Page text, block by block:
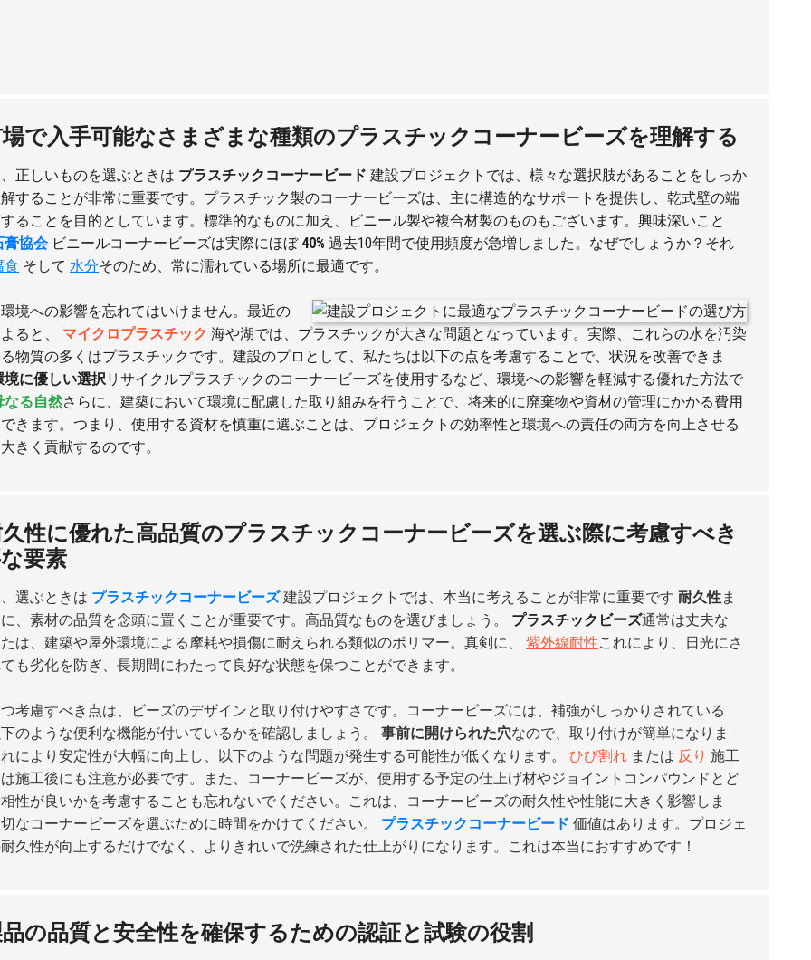
で入手可能なさまざまな種類のプラスチックコーナービーズを理解する
正しいものを選ぶときは プラスチックコーナービード 建設プロジェクトでは、様々な選択肢があることをしっか
することが非常に重要です。プラスチック製のコーナービーズは、主に構造的なサポートを提供し、乾式壁の端
ることを目的としています。標準的なものに加え、ビニール製や複合材製のものもございます。興味深いこと
膏協会ビニールコーナービーズは実際にほぼ 40% 過去10年間で使用頻度が急増しました。なぜでしょうか？それ
食 そして 水分そのため、常に濡れている場所に最適です。
境への影響を忘れてはいけません。最近の
ると、 マイクロプラスチック 海や湖では、プラスチックが大きな問題となっています。実際、これらの水を汚染
物質の多くはプラスチックです。建設のプロとして、私たちは以下の点を考慮することで、状況を改善できま
境に優しい選択 リサイクルプラスチックのコーナービーズを使用するなど、環境への影響を軽減する優れた方法で
なる自然さらに、建築において環境に配慮した取り組みを行うことで、将来的に廃棄物や資材の管理にかかる費用
きます。つまり、使用する資材を慎重に選ぶことは、プロジェクトの効率性と環境への責任の両方を向上させる
きく貢献するのです。
性に優れた高品質のプラスチックコーナービーズを選ぶ際に考慮すべき
要素
選ぶときは プラスチックコーナービーズ建設プロジェクトでは、本当に考えることが非常に重要です 耐久性ま
、素材の品質を念頭に置くことが重要です。高品質なものを選びましょう。 プラスチックビーズ通常は丈夫な
は、建築や屋外環境による摩耗や損傷に耐えられる類似のポリマー。真剣に、 紫外線耐性これにより、日光にさ
も劣化を防ぎ、長期間にわたって良好な状態を保つことができます。
考慮すべき点は、ビーズのデザインと取り付けやすさです。コーナービーズには、補強がしっかりされている
のような便利な機能が付いているかを確認しましょう。 事前に開けられた穴なので、取り付けが簡単になりま
により安定性が大幅に向上し、以下のような問題が発生する可能性が低くなります。 ひび割れ または 反り 施工
施工後にも注意が必要です。また、コーナービーズが、使用する予定の仕上げ材やジョイントコンパウンドとど
性が良いかを考慮することも忘れないでください。これは、コーナービーズの耐久性や性能に大きく影響しま
なコーナービーズを選ぶために時間をかけてください。 プラスチックコーナービード 価値はあります。プロジェ
久性が向上するだけでなく、よりきれいで洗練された仕上がりになります。これは本当におすすめです！
の品質と安全性を確保するための認証と試験の役割